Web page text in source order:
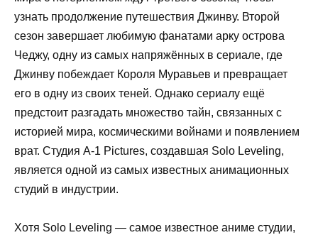
узнать продолжение путешествия Джинву. Второй
сезон завершает любимую фанатами арку острова
Чеджу, одну из самых напряжённых в сериале, где
Джинву побеждает Короля Муравьев и превращает
его в одну из своих теней. Однако сериалу ещё
предстоит разгадать множество тайн, связанных с
историей мира, космическими войнами и появлением
врат. Студия A-1 Pictures, создавшая Solo Leveling,
является одной из самых известных анимационных
студий в индустрии.
Хотя Solo Leveling — самое известное аниме студии,